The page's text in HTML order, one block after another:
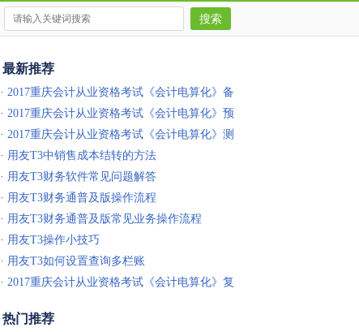
最新推荐
· 2017重庆会计从业资格考试《会计电算化》备
考题及答案
· 2017重庆会计从业资格考试《会计电算化》预
习题及答案
· 2017重庆会计从业资格考试《会计电算化》测
试题及答案
· 用友T3中销售成本结转的方法
· 用友T3财务软件常见问题解答
· 用友T3财务通普及版操作流程
· 用友T3财务通普及版常见业务操作流程
· 用友T3操作小技巧
· 用友T3如何设置查询多栏账
· 2017重庆会计从业资格考试《会计电算化》复
热门推荐